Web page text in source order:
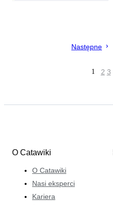
Następne
1 2 3
O Catawiki
O Catawiki
Nasi eksperci
Kariera